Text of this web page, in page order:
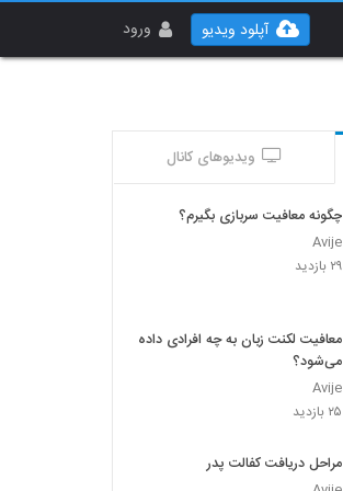
ورود آپلود ویدیو
ویدیوهای کانال
چگونه معافیت سربازی بگیرم؟
Avije
۲۹ بازدید
معافیت لکنت زبان به چه افرادی داده
می‌شود؟
Avije
۲۵ بازدید
مراحل دریافت کفالت پدر